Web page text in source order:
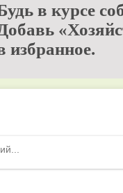
в курсе
избранное.